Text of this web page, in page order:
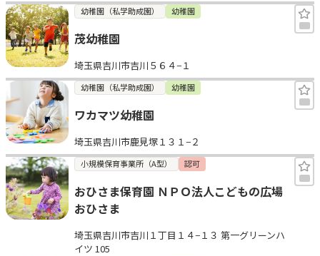
おすすめの園
エンクルの特徴と活用方法
コラム
お知らせ
幼稚園（私学助成園） 幼稚園
茂幼稚園
埼玉県吉川市吉川５６４−１
幼稚園（私学助成園） 幼稚園
ワカマツ幼稚園
埼玉県吉川市鹿見塚１３１−２
小規模保育事業所（A型） 認可
おひさま保育園 ＮＰＯ法人こどもの広場
おひさま
埼玉県吉川市吉川１丁目１４−１３ 第一グリーンハ
イツ 105